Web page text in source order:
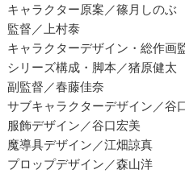
キャラクター原案／篠月しのぶ
監督／上村泰
キャラクターデザイン・総作画
シリーズ構成・脚本／猪原健太
副監督／春藤佳奈
サブキャラクターデザイン／谷
服飾デザイン／谷口宏美
魔導具デザイン／江畑諒真
プロップデザイン／森山洋